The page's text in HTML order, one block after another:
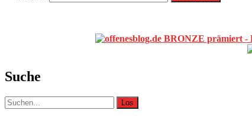
Suche
Suche
nach: